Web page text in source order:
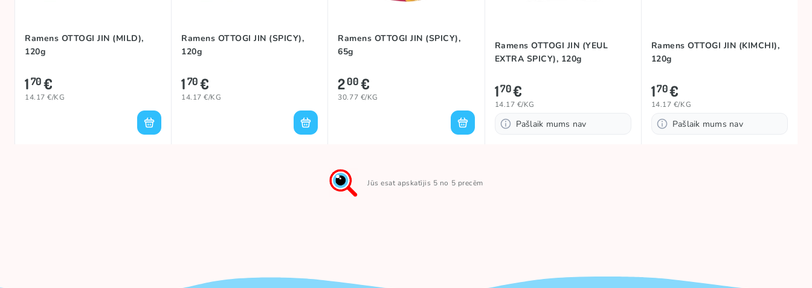
Ramens OTTOGI JIN (MILD),
120g
170€
14.17 €/KG
Ramens OTTOGI JIN (SPICY),
120g
170€
14.17 €/KG
Ramens OTTOGI JIN (SPICY),
65g
200€
30.77 €/KG
Ramens OTTOGI JIN (YEUL
EXTRA SPICY), 120g
170€
14.17 €/KG
Pašlaik mums nav
Ramens OTTOGI JIN (KIMCHI),
120g
170€
14.17 €/KG
Pašlaik mums nav
Jūs esat apskatījis 5 no 5 precēm